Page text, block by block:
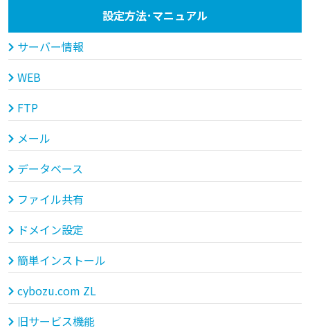
設定方法･マニュアル
サーバー情報
WEB
FTP
メール
データベース
ファイル共有
ドメイン設定
簡単インストール
cybozu.com ZL
旧サービス機能